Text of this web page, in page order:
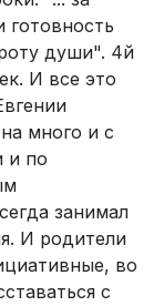
готовность
души". 4й
И все это
много и с
и по
занимал
И родители
во
с